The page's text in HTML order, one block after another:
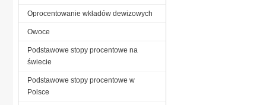
Oprocentowanie wkładów dewizowych
Owoce
Podstawowe stopy procentowe na
świecie
Podstawowe stopy procentowe w
Polsce